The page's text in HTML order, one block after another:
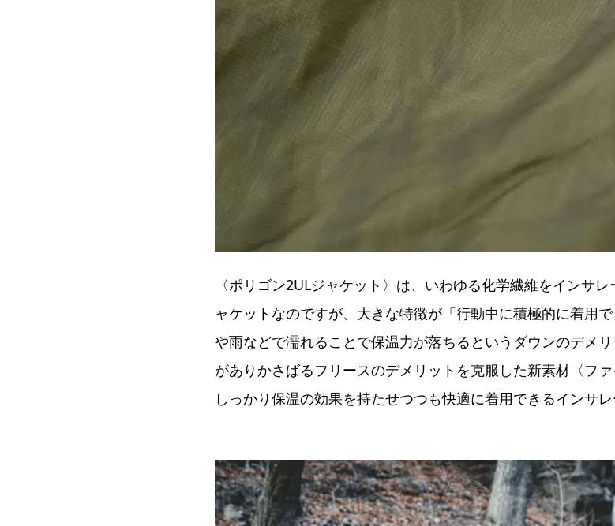
〈ポリゴン2ULジャケット〉は、いわゆる化学繊維をインサ
ャケットなのですが、大きな特徴が「行動中に積極的に着用
や雨などで濡れることで保温力が落ちるというダウンのデメ
がありかさばるフリースのデメリットを克服した新素材〈フ
しっかり保温の効果を持たせつつも快適に着用できるインサ